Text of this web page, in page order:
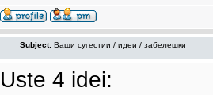
Subject: Ваши сугестии / идеи / забелешки
Uste 4 idei: